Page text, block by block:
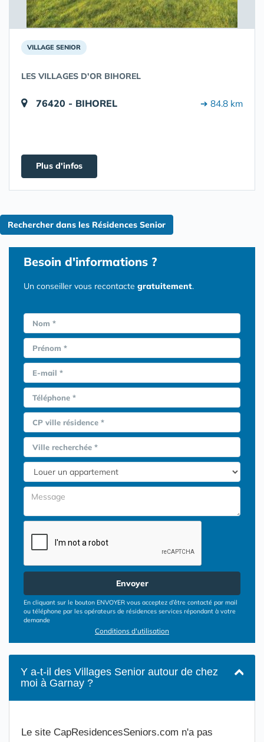
VILLAGE SENIOR
LES VILLAGES D'OR BIHOREL
76420 - BIHOREL ➔ 84.8 km
Plus d'infos
Rechercher dans les Résidences Senior
Besoin d'informations ?
Un conseiller vous recontacte gratuitement.
Nom *
Prénom *
E-mail *
Téléphone *
CP ville résidence *
Ville recherchée *
Envoyer
En cliquant sur le bouton ENVOYER vous acceptez d’être contacté par mail
ou téléphone par les opérateurs de résidences services répondant à votre
demande
Conditions d'utilisation
Y a-t-il des Villages Senior autour de chez
moi à Garnay ?
Le site CapResidencesSeniors.com n'a pas